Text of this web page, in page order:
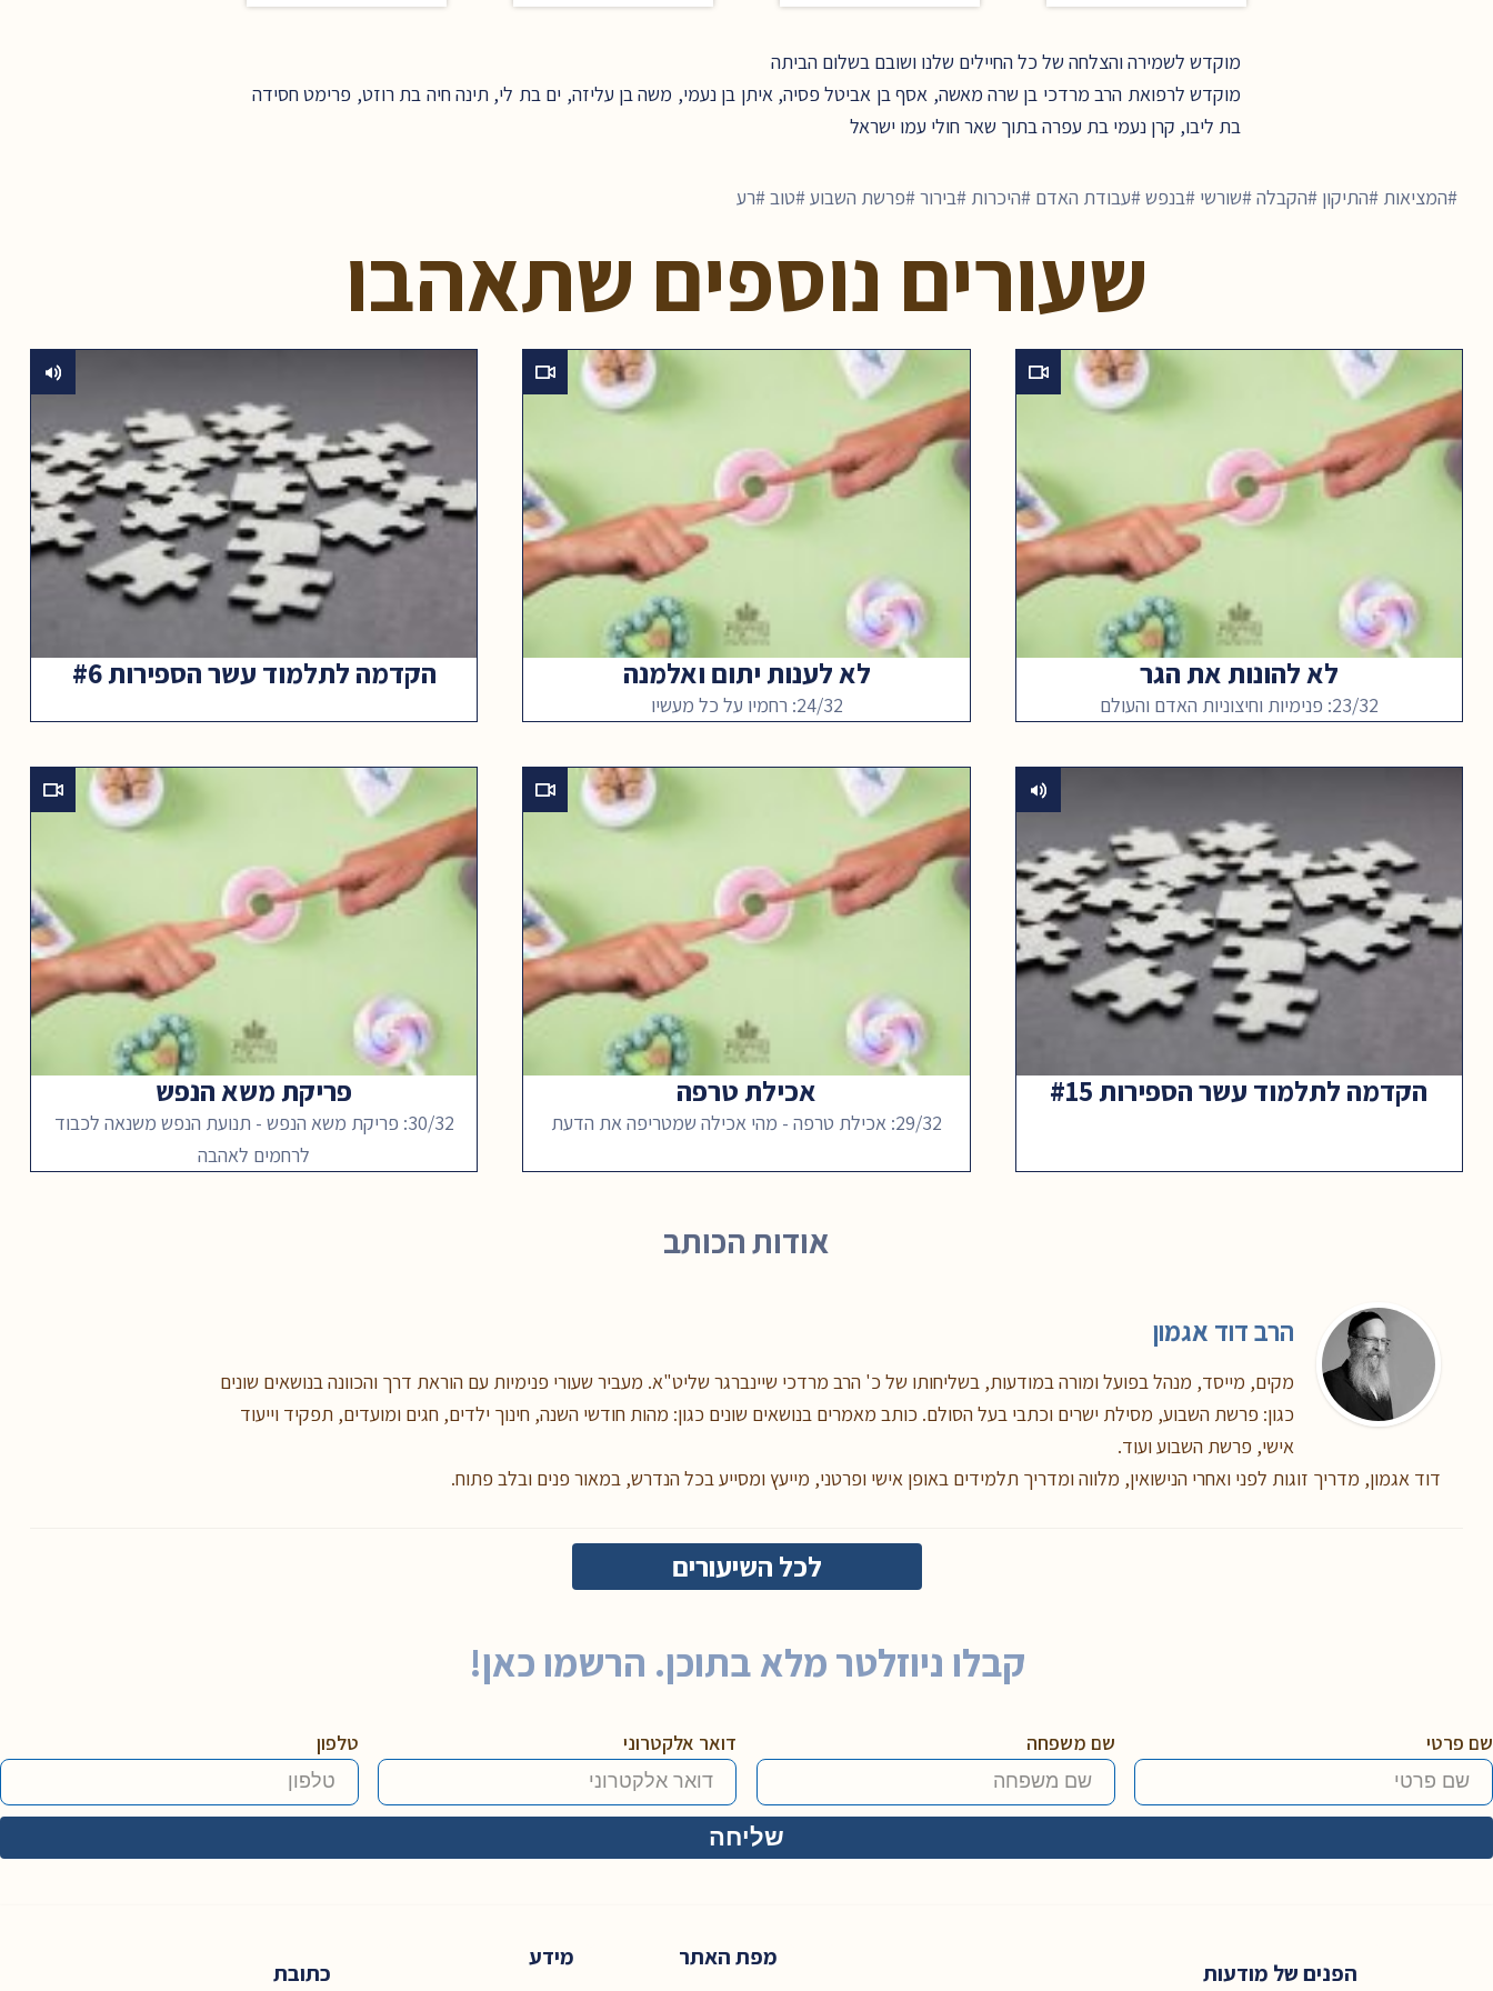
מוקדש לשמירה והצלחה של כל החיילים שלנו ושובם בשלום הביתה
מוקדש לרפואת הרב מרדכי בן שרה מאשה, אסף בן אביטל פסיה, איתן בן נעמי, משה בן עליזה, ים בת לי, תינה חיה בת רוזט, פרימט חסידה
בת ליבו, קרן נעמי בת עפרה בתוך שאר חולי עמו ישראל
המציאות התיקון הקבלה שורשי בנפש עבודת האדם היכרות בירור פרשת השבוע טוב רע
שעורים נוספים שתאהבו
לא להונות את הגר
23/32: פנימיות וחיצוניות האדם והעולם
לא לענות יתום ואלמנה
24/32: רחמיו על כל מעשיו
הקדמה לתלמוד עשר הספירות #6
הקדמה לתלמוד עשר הספירות #15 אכילת טרפה
29/32: אכילת טרפה - מהי אכילה שמטריפה את הדעת
פריקת משא הנפש
30/32: פריקת משא הנפש - תנועת הנפש משנאה לכבוד
לרחמים לאהבה
אודות הכותב
הרב דוד אגמון
מקים, מייסד, מנהל בפועל ומורה במודעות, בשליחותו של כ' הרב מרדכי שיינברגר שליט"א. מעביר שעורי פנימיות עם הוראת דרך והכוונה בנושאים שונים
כגון: פרשת השבוע, מסילת ישרים וכתבי בעל הסולם. כותב מאמרים בנושאים שונים כגון: מהות חודשי השנה, חינוך ילדים, חגים ומועדים, תפקיד וייעוד
אישי, פרשת השבוע ועוד.
דוד אגמון, מדריך זוגות לפני ואחרי הנישואין, מלווה ומדריך תלמידים באופן אישי ופרטני, מייעץ ומסייע בכל הנדרש, במאור פנים ובלב פתוח.
לכל השיעורים
קבלו ניוזלטר מלא בתוכן. הרשמו כאן!
שם פרטי שם משפחה דואר אלקטרוני טלפון
כתובת
מפת האתר מידע
הפנים של מודעות